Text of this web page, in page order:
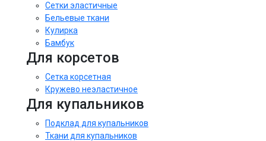
Сетки эластичные
Бельевые ткани
Кулирка
Бамбук
Для корсетов
Сетка корсетная
Кружево неэластичное
Для купальников
Подклад для купальников
Ткани для купальников